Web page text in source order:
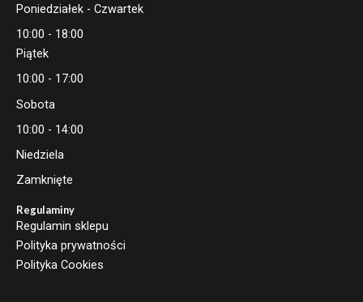
Poniedziałek - Czwartek
10:00 - 18:00
Piątek
10:00 - 17:00
Sobota
10:00 - 14:00
Niedziela
Zamknięte
Regulaminy
Regulamin sklepu
Polityka prywatności
Polityka Cookies